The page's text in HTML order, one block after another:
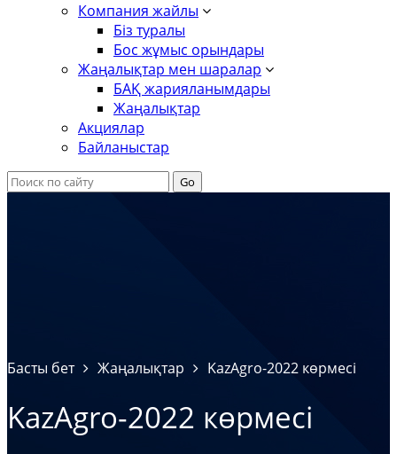
Компания жайлы
Біз туралы
Бос жұмыс орындары
Жаңалықтар мен шаралар
БАҚ жарияланымдары
Жаңалықтар
Акциялар
Байланыстар
Басты бет Жаңалықтар KazAgro-2022 көрмесі
KazAgro-2022 көрмесі